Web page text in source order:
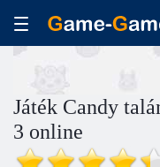
Játék Candy
3 online